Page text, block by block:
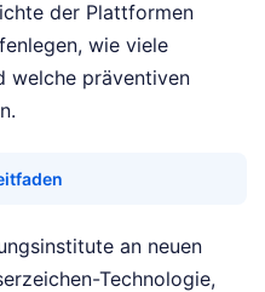
der Plattformen
wie viele
welche präventiven
an neuen
Technologie,